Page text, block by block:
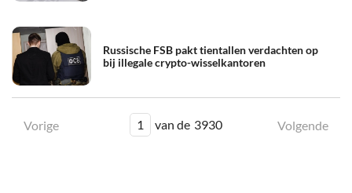
Russische FSB pakt tientallen verdachten op
bij illegale crypto-wisselkantoren
Vorige 1 van de 3930 Volgende